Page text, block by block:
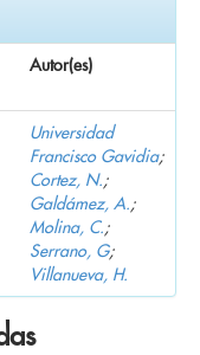
Autor(es)
Universidad
Francisco Gavidia;
Cortez, N.;
Galdámez, A.;
Molina, C.;
Serrano, G;
Villanueva, H.